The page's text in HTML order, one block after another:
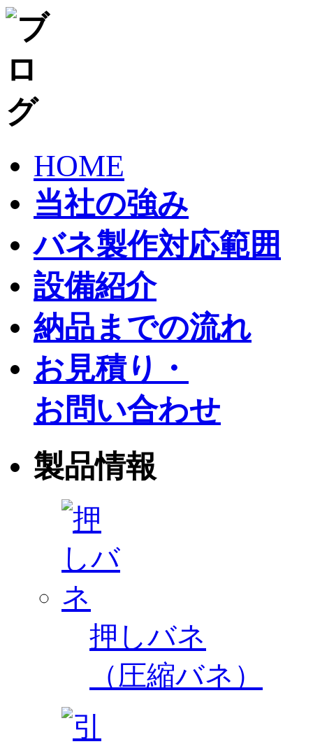
HOME
当社の強み
バネ製作対応範囲
設備紹介
納品までの流れ
お見積り・
お問い合わせ
製品情報
押しバネ
（圧縮バネ）